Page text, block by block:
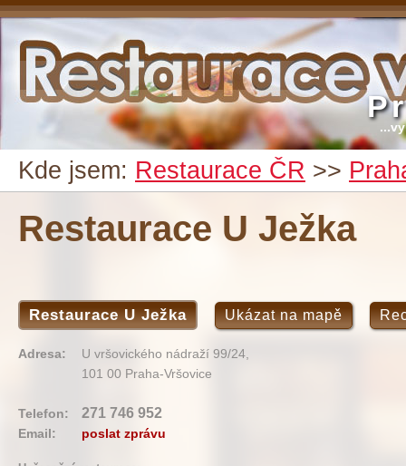
Kde jsem: Restaurace ČR >>
Restaurace U Ježka
Restaurace U Ježka Ukázat na mapě
Adresa:
U vršovického nádraží 99/24,
101 00 Praha-Vršovice
Telefon: 271 746 952
Email: poslat zprávu